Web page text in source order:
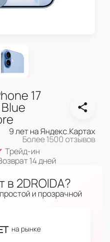
17
9 лет на Яндекс.Картах
Более 1500 отзывов
Трейд-ин
14 дней
2DROIDA?
и прозрачной
на рынке